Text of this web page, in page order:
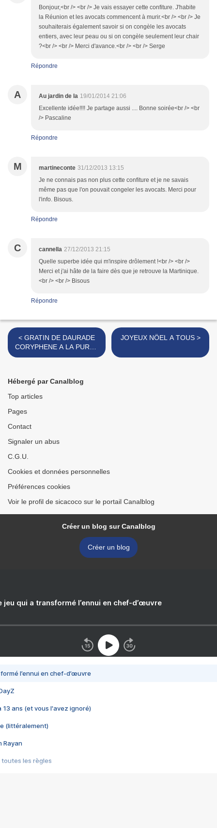
Bonjour,<br /> <br /> Je vais essayer cette confiture. J'habite
la Réunion et les avocats commencent à murir.<br /> <br /> Je
souhaiterais également savoir si on congèle les avocats
entiers, avec leur peau ou si on congèle seulement leur chair
?<br /> <br /> Merci d'avance.<br /> <br /> Serge
Répondre
A Au jardin de la 19/01/2014 21:06
Excellente idée!!!! Je partage aussi .... Bonne soirée<br /> <br
/> Pascaline
Répondre
M martineconte 31/12/2013 13:15
Je ne connais pas non plus cette confiture et je ne savais
même pas que l'on pouvait congeler les avocats. Merci pour
l'info. Bisous.
Répondre
C cannella 27/12/2013 21:15
Quelle superbe idée qui m'inspire drôlement !<br /> <br />
Merci et j'ai hâte de la faire dès que je retrouve la Martinique.
<br /> <br /> Bisous
Répondre
< GRATIN DE DAURADE
CORYPHENE A LA PUREE
D'IGNAME
JOYEUX NÖEL A TOUS >
Hébergé par Canalblog
Top articles
Pages
Contact
Signaler un abus
C.G.U.
Cookies et données personnelles
Préférences cookies
Voir le profil de sicacoco sur le portail Canalblog
Créer un blog sur Canalblog
Créer un blog
jeu qui a transformé l’ennui en chef-d’œuvre
l’ennui en chef-d’œuvre
13 ans (et vous l'avez ignoré)
(littéralement)
Rayan
toutes les règles